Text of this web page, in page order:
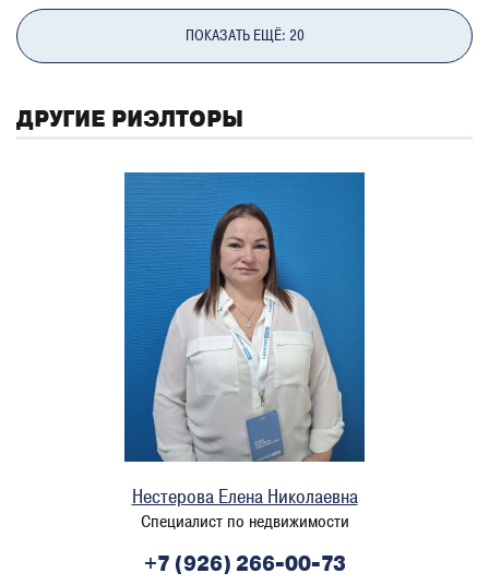
ПОКАЗАТЬ ЕЩЁ: 20
ДРУГИЕ РИЭЛТОРЫ
Нестерова Елена Николаевна
Специалист по недвижимости
+7 (926) 266-00-73